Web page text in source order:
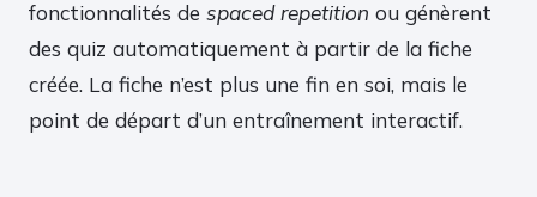
fonctionnalités de spaced repetition ou génèrent
des quiz automatiquement à partir de la fiche
créée. La fiche n’est plus une fin en soi, mais le
point de départ d’un entraînement interactif.